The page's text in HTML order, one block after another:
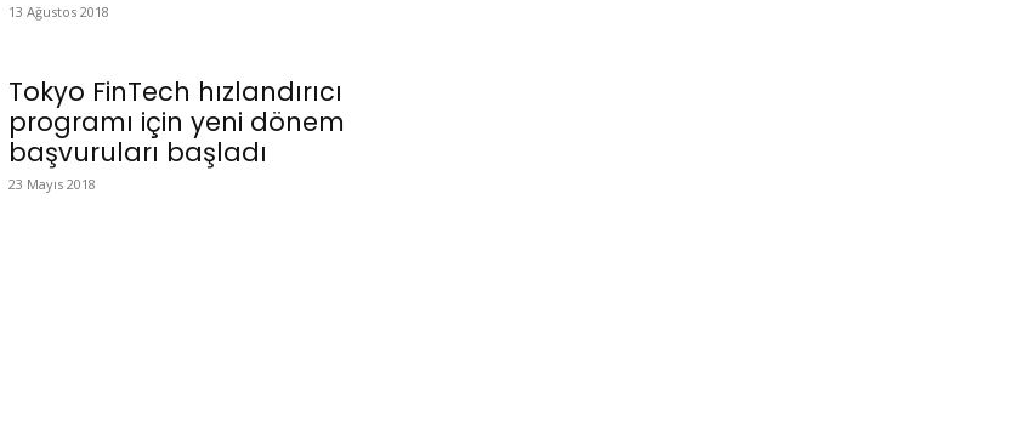
13 Ağustos 2018
Tokyo FinTech hızlandırıcı
programı için yeni dönem
başvuruları başladı
23 Mayıs 2018